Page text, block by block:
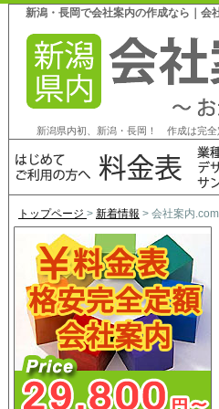
新潟・長岡で会社案内の作成なら｜会
新潟県内初、新潟・長岡！ 作成は完
トップページ > 新着情報 > 会社案内